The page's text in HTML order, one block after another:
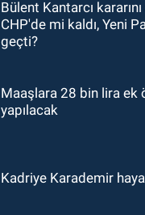
Bülent Kantarcı kararını
CHP'de mi kaldı, Yeni
geçti?
Maaşlara 28 bin lira ek
yapılacak
Kadriye Karademir